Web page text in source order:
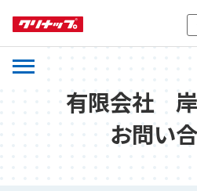
有限会社
お問い